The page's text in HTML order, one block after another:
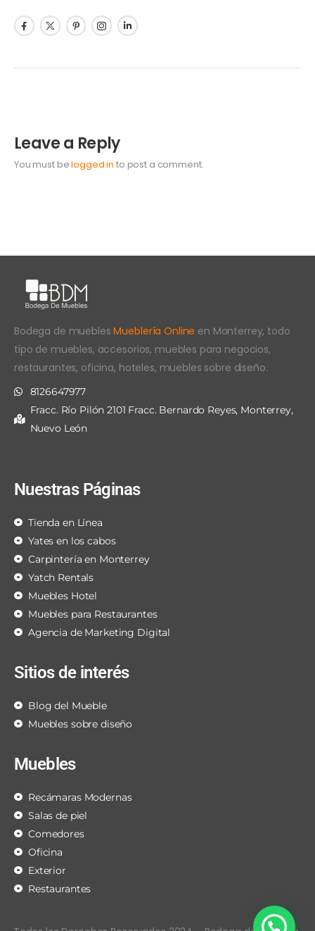
Leave a Reply
You must belogged in to post a comment.
Bodega de mueblesMueblería Online en Monterrey, todo
tipo de muebles, accesorios, muebles para negocios,
restaurantes, oficina, hoteles, muebles sobre diseño.
8126647977
Fracc. Río Pilón 2101 Fracc. Bernardo Reyes, Monterrey,
Nuevo León
Nuestras Páginas
Tienda en Línea
Yates en los cabos
Carpintería en Monterrey
Yatch Rentals
Muebles Hotel
Muebles para Restaurantes
Agencia de Marketing Digital
Sitios de interés
Blog del Mueble
Muebles sobre diseño
Muebles
Recámaras Modernas
Salas de piel
Comedores
Oficina
Exterior
Restaurantes